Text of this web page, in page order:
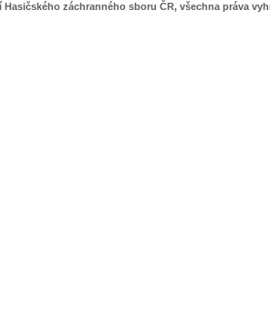
záchranného sboru ČR, všechna práva